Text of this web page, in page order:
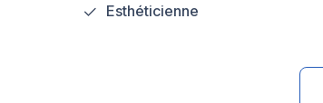
Esthéticienne